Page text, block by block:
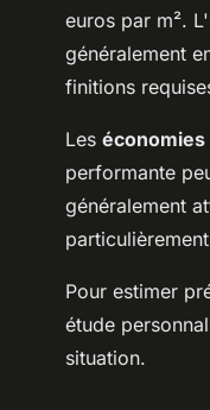
euros par m².
généralement
finitions
Les
performante
généralement
Pour estimer
étude
situation.